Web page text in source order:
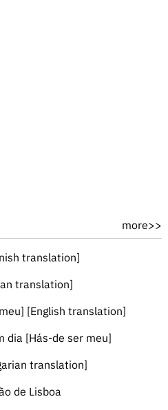
more>>
translation]
translation]
[English translation]
dia [Hás-de ser meu]
translation]
de Lisboa